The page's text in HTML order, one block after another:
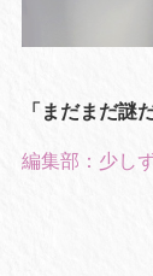
「まだまだ謎
編集部：少し